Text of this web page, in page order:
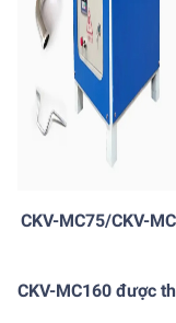
CKV-MC75/CKV-
CKV-MC160 được